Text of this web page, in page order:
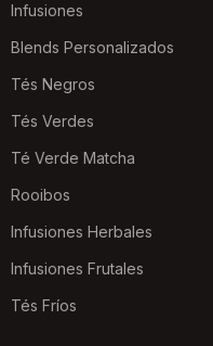
Infusiones
Blends Personalizados
Tés Negros
Tés Verdes
Té Verde Matcha
Rooibos
Infusiones Herbales
Infusiones Frutales
Tés Fríos